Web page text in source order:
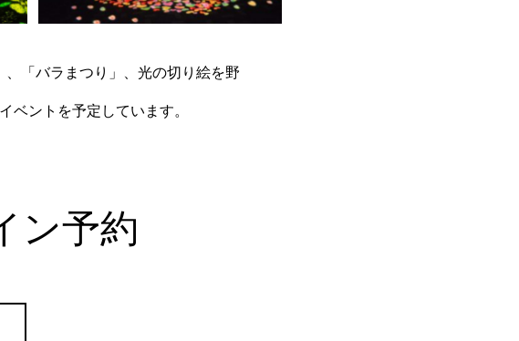
「バラまつり」、光の切り絵を野
ベントを予定しています。
ン予約